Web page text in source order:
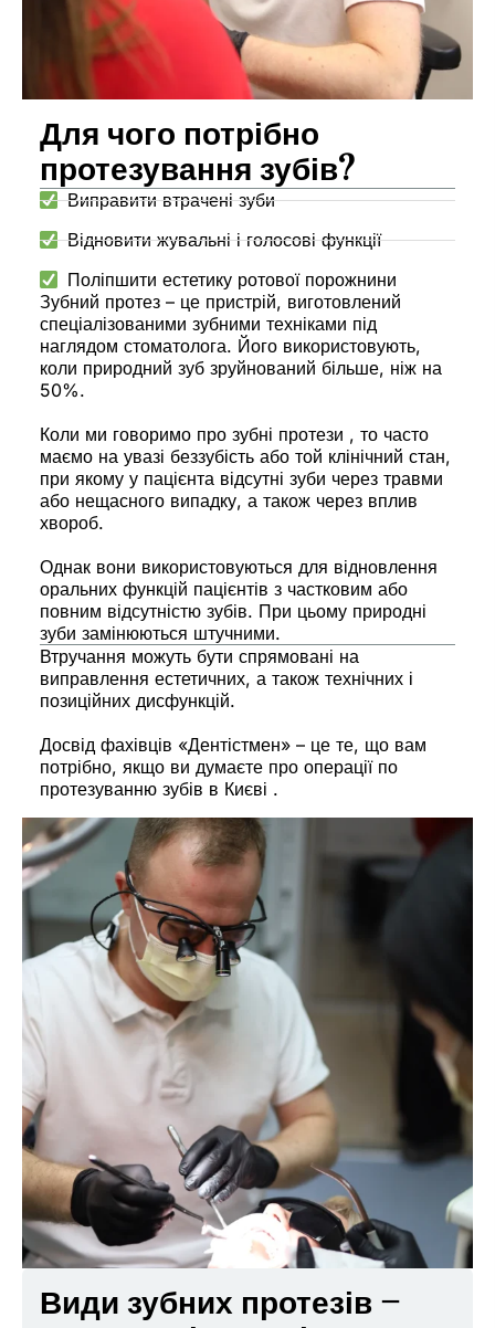
Для чого потрібно
протезування зубів?
Виправити втрачені зуби
Відновити жувальні і голосові функції
Поліпшити естетику ротової порожнини
Зубний протез – це пристрій, виготовлений
спеціалізованими зубними техніками під
наглядом стоматолога. Його використовують,
коли природний зуб зруйнований більше, ніж на
50%.
Коли ми говоримо про зубні протези , то часто
маємо на увазі беззубість або той клінічний стан,
при якому у пацієнта відсутні зуби через травми
або нещасного випадку, а також через вплив
хвороб.
Однак вони використовуються для відновлення
оральних функцій пацієнтів з частковим або
повним відсутністю зубів. При цьому природні
зуби замінюються штучними.
Втручання можуть бути спрямовані на
виправлення естетичних, а також технічних і
позиційних дисфункцій.
Досвід фахівців «Дентістмен» – це те, що вам
потрібно, якщо ви думаєте про операції по
протезуванню зубів в Києві .
Види зубних протезів –